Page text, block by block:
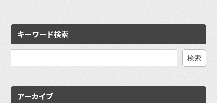
キーワード検索
アーカイブ